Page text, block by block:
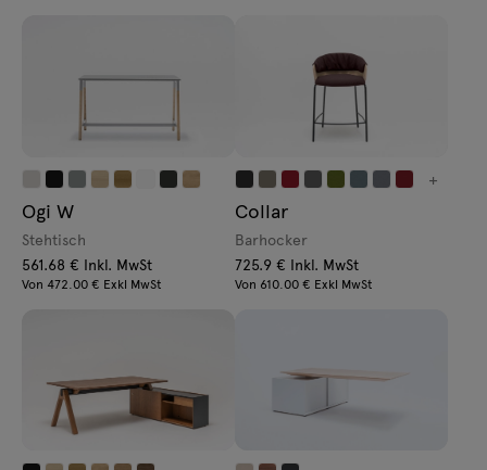
Ogi W
Stehtisch
561.68 € Inkl. MwSt
Von 472.00 € Exkl MwSt
+
Collar
Barhocker
725.9 € Inkl. MwSt
Von 610.00 € Exkl MwSt